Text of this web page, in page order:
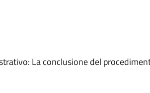
La conclusione del